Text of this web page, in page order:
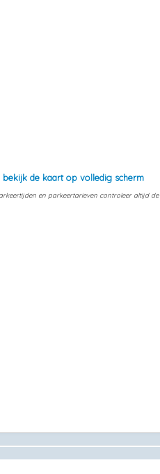
bekijk de kaart op volledig scherm
en parkeertarieven controleer altijd de